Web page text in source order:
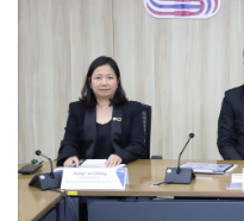
Good health & Well-being
Green Innovation & SD
Management & HR
MGR Live
• Infographic
การเมือง